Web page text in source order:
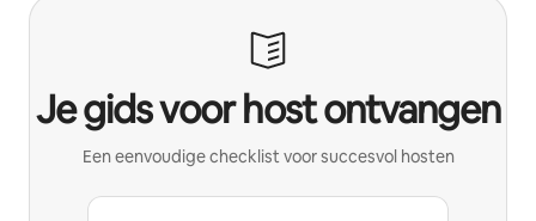
Je gids voor host ontvangen
Een eenvoudige checklist voor succesvol hosten